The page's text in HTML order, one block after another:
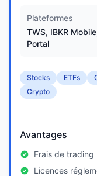
Plateformes
TWS, IBKR
Portal
Stocks ETFs
Crypto
Avantages
Frais de
Licences